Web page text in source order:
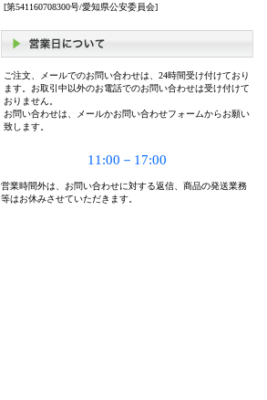
[第541160708300号/愛知県公安委員会]
ご注文、メールでのお問い合わせは、24時間受け付けており
ます。お取引中以外のお電話でのお問い合わせは受け付けて
おりません。
お問い合わせは、メールかお問い合わせフォームからお願い
致します。
11:00－17:00
営業時間外は、お問い合わせに対する返信、商品の発送業務
等はお休みさせていただきます。